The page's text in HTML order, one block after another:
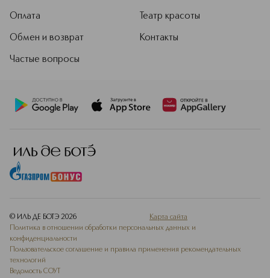
Оплата
Обмен и возврат
Частые вопросы
Театр красоты
Контакты
© ИЛЬ ДЕ БОТЭ 2026
Карта сайта
Политика в отношении обработки персональных данных и
конфиденциальности
Пользовательское соглашение и правила применения рекомендательных
технологий
Ведомость СОУТ